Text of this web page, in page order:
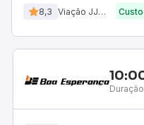
8,3 Viação JJ Tur